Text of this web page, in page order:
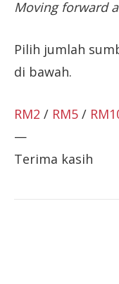
Moving forward
Pilih jumlah
di bawah.
RM2 / RM5 /
—
Terima kasih